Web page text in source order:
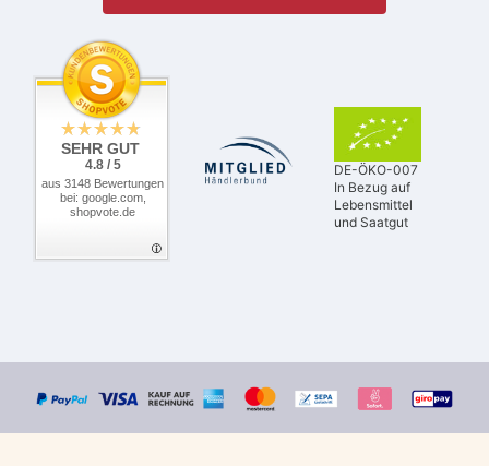
SEHR GUT
4.8 / 5
aus 3148 Bewertungen
bei: google.com,
shopvote.de
DE-ÖKO-007
In Bezug auf
Lebensmittel
und Saatgut